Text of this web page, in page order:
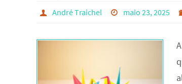
André Traichel maio 23, 2025